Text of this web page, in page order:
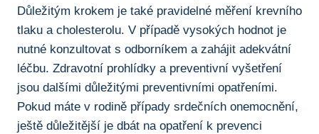
Důležitým krokem je také pravidelné měření krevního
tlaku a cholesterolu. V případě vysokých hodnot je
nutné konzultovat ⁣s odborníkem ‍a zahájit adekvátní
léčbu. Zdravotní prohlídky a preventivní⁣ vyšetření
jsou dalšími ‌důležitými preventivními opatřeními.
Pokud máte v rodině případy‌ srdečních⁢ onemocnění,
⁤ještě⁤ důležitější⁢ je dbát na opatření k prevenci